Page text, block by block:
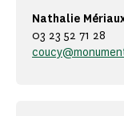
Nathalie
03 23 52 71 28